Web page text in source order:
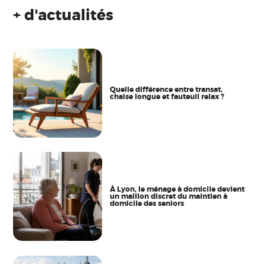
+ d'actualités
Quelle différence entre transat,
chaise longue et fauteuil relax ?
À Lyon, le ménage à domicile devient
un maillon discret du maintien à
domicile des seniors